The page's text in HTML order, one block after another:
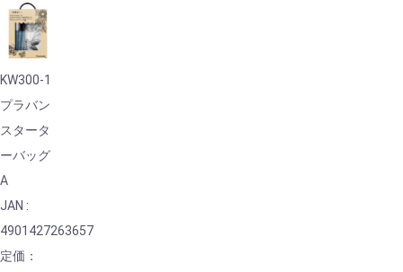
KW300-1
プラバン
スタータ
ーバッグ
A
JAN :
4901427263657
定価：